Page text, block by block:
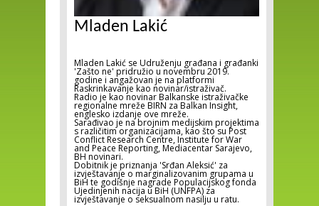
Mladen Lakić
Mladen Lakić se Udruženju građana i građanki
'Zašto ne' pridružio u novembru 2019.
godine i angažovan je na platformi
Raskrinkavanje kao novinar/istraživač.
Radio je kao novinar Balkanske istraživačke
regionalne mreže BIRN za Balkan Insight,
englesko izdanje ove mreže.
Sarađivao je na brojnim medijskim projektima
s različitim organizacijama, kao što su Post
Conflict Research Centre, Institute for War
and Peace Reporting, Mediacentar Sarajevo,
BH novinari.
Dobitnik je priznanja 'Srđan Aleksić' za
izvještavanje o marginalizovanim grupama u
BiH te godišnje nagrade Populacijskog fonda
Ujedinjenih nacija u BiH (UNFPA) za
izvještavanje o seksualnom nasilju u ratu.